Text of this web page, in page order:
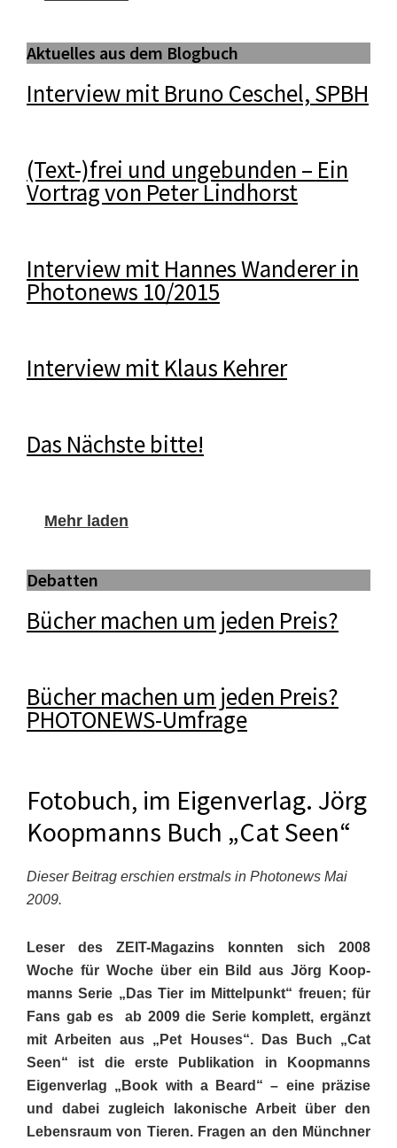
Aktuelles aus dem Blogbuch
Interview mit Bruno Ceschel, SPBH
(Text-)frei und ungebunden – Ein
Vortrag von Peter Lindhorst
Interview mit Hannes Wanderer in
Photonews 10/2015
Interview mit Klaus Kehrer
Das Nächste bitte!
Mehr laden
Debatten
Bücher machen um jeden Preis?
Bücher machen um jeden Preis?
PHOTONEWS-Umfrage
Fotobuch, im Eigenverlag. Jörg
Koopmanns Buch „Cat Seen“
Dieser Beitrag erschien erstmals in Photonews Mai
2009.
Leser des ZEIT-Magazins konnten sich 2008
Woche für Woche über ein Bild aus Jörg Koop­
manns Serie „Das Tier im Mittel­punkt“ freuen; für
Fans gab es ab 2009 die Serie komplett, ergänzt
mit Arbeiten aus „Pet Houses“. Das Buch „Cat
Seen“ ist die erste Publikation in Koop­manns
Eigenverlag „Book with a Beard“ – eine präzise
und dabei zugleich lakonische Arbeit über den
Lebens­raum von Tieren. Fragen an den Münchner